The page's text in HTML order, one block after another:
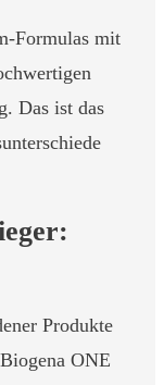
Formulas mit
Das ist das
Produkte
ONE